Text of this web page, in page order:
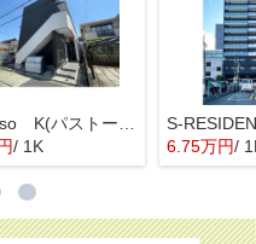
/ 1K
S-
6.75万円/